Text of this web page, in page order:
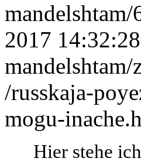
2017
/russkaja-
mogu-
Hier stehe